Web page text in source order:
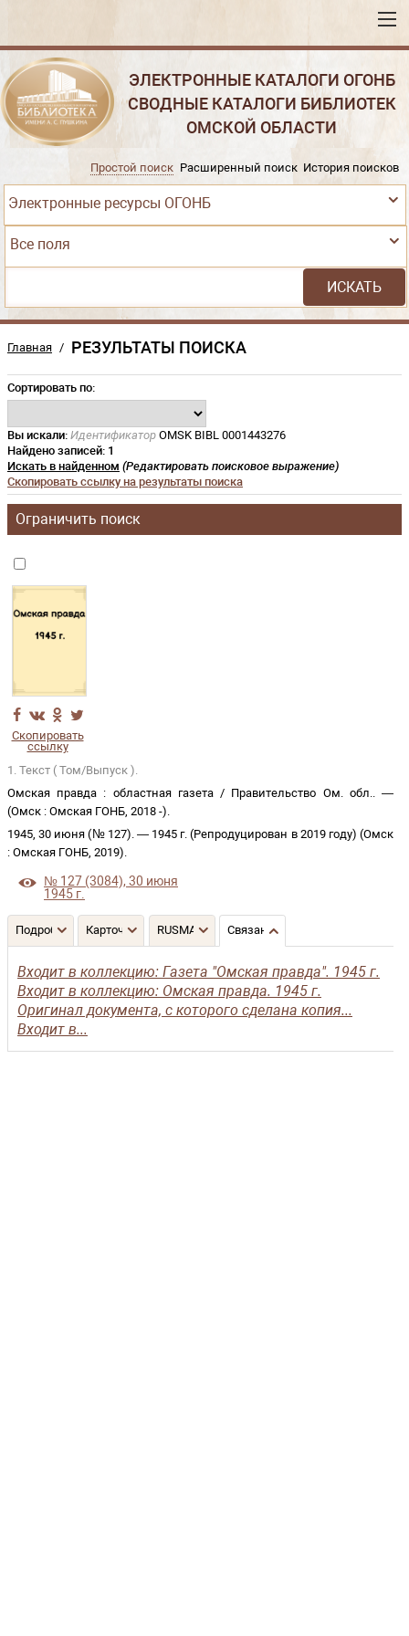
ЭЛЕКТРОННЫЕ КАТАЛОГИ ОГОНБ
СВОДНЫЕ КАТАЛОГИ БИБЛИОТЕК
ОМСКОЙ ОБЛАСТИ
Электронные ресурсы ОГОНБ
Простой поиск Расширенный поиск История поисков
Все поля
Главная / РЕЗУЛЬТАТЫ ПОИСКА
Сортировать по:
Вы искали: Идентификатор OMSK BIBL 0001443276
Найдено записей: 1
Искать в найденном (Редактировать поисковое выражение)
Скопировать ссылку на результаты поиска
Ограничить поиск
Скопировать
ссылку
1. Текст ( Том/Выпуск ).
Омская правда : областная газета / Правительство Ом. обл.. —
(Омск : Омская ГОНБ, 2018 -).
1945, 30 июня (№ 127). — 1945 г. (Репродуцирован в 2019 году)(Омск
: Омская ГОНБ, 2019).
№ 127 (3084), 30 июня
1945 г.
Подробнее Карточка RUSMARC Связанные записи
Входит в коллекцию: Газета "Омская правда". 1945 г.
Входит в коллекцию: Омская правда. 1945 г.
Оригинал документа, с которого сделана копия...
Входит в...